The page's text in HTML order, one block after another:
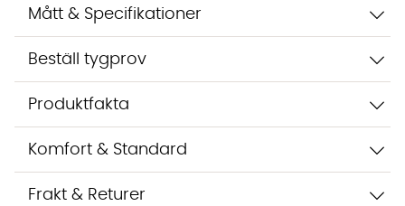
Mått & Specifikationer
Beställ tygprov
Produktfakta
Komfort & Standard
Frakt & Returer
Vi använder AI för att svara på dina frågor. Konversationen
integritetspolicy.